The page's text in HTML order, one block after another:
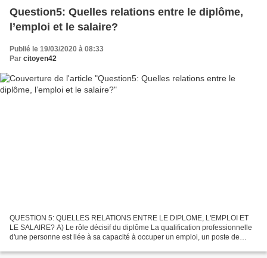
Question5: Quelles relations entre le diplôme,
l’emploi et le salaire?
Publié le 19/03/2020 à 08:33
Par citoyen42
QUESTION 5: QUELLES RELATIONS ENTRE LE DIPLOME, L'EMPLOI ET
LE SALAIRE? A) Le rôle décisif du diplôme La qualification professionnelle
d'une personne est liée à sa capacité à occuper un emploi, un poste de